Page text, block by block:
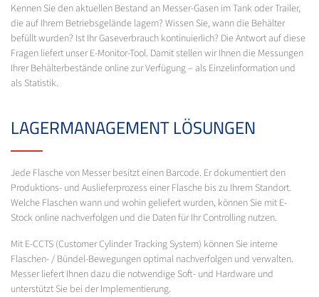
Kennen Sie den aktuellen Bestand an Messer-Gasen im Tank oder Trailer,
die auf Ihrem Betriebsgelände lagern? Wissen Sie, wann die Behälter
befüllt wurden? Ist Ihr Gaseverbrauch kontinuierlich? Die Antwort auf diese
Fragen liefert unser E-Monitor-Tool. Damit stellen wir Ihnen die Messungen
Ihrer Behälterbestände online zur Verfügung – als Einzelinformation und
als Statistik.
LAGERMANAGEMENT LÖSUNGEN
Jede Flasche von Messer besitzt einen Barcode. Er dokumentiert den
Produktions- und Auslieferprozess einer Flasche bis zu Ihrem Standort.
Welche Flaschen wann und wohin geliefert wurden, können Sie mit E-
Stock online nachverfolgen und die Daten für Ihr Controlling nutzen.
Mit E-CCTS (Customer Cylinder Tracking System) können Sie interne
Flaschen- / Bündel-Bewegungen optimal nachverfolgen und verwalten.
Messer liefert Ihnen dazu die notwendige Soft- und Hardware und
unterstützt Sie bei der Implementierung.